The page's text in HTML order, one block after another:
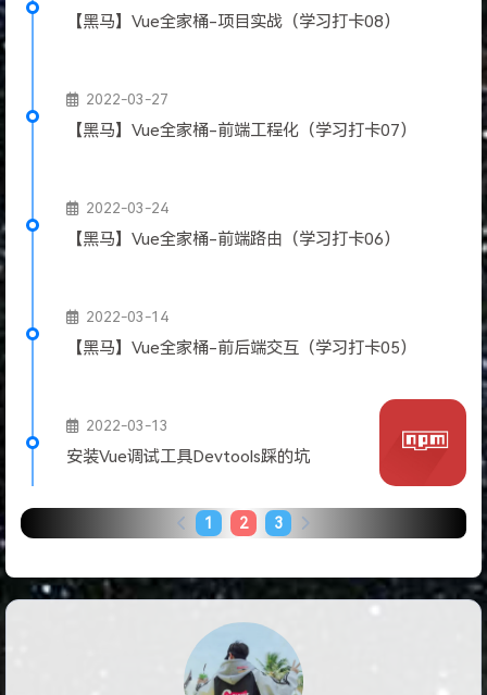
【黑马】Vue全家桶-项目实战（学习打卡08）
2022-03-27
【黑马】Vue全家桶-前端工程化（学习打卡07）
2022-03-24
【黑马】Vue全家桶-前端路由（学习打卡06）
2022-03-14
【黑马】Vue全家桶-前后端交互（学习打卡05）
2022-03-13
安装Vue调试工具Devtools踩的坑
1 2 3